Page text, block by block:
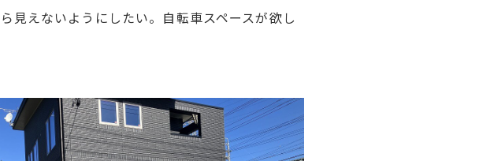
見えないようにしたい。自転車スペースが欲し